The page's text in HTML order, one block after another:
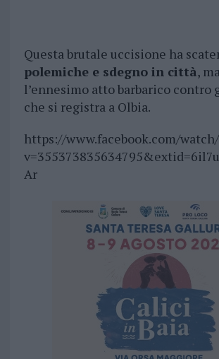
Questa brutale uccisione ha
polemiche e sdegno in città,
l’ennesimo atto barbarico contro
che si registra a Olbia.
https://www.facebook.com/
Ar